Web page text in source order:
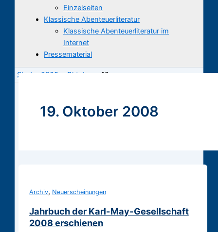
Einzelseiten
Klassische Abenteuerliteratur
Klassische Abenteuerliteratur im
Internet
Pressematerial
Start 2008 Oktober 19.
19. Oktober 2008
Archiv, Neuerscheinungen
Jahrbuch der Karl-May-Gesellschaft
2008 erschienen